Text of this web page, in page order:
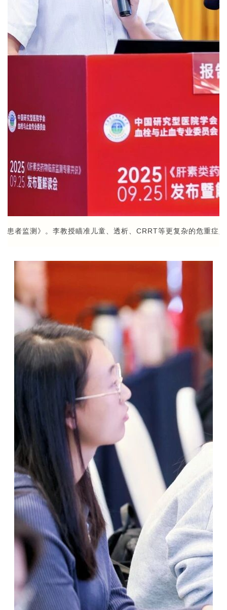
者监测》。李教授瞄准儿童、透析、CRRT等更复杂的危重症